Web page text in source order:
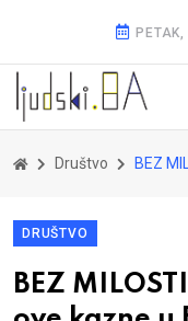
Društvo BEZ MILOSTI ZA
DRUŠTVO
BEZ